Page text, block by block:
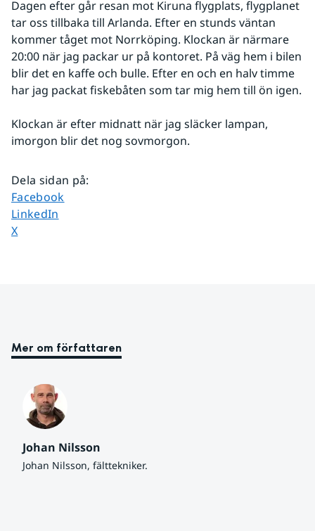
Dagen efter går resan mot Kiruna flygplats, flygplanet
tar oss tillbaka till Arlanda. Efter en stunds väntan
kommer tåget mot Norrköping. Klockan är närmare
20:00 när jag packar ur på kontoret. På väg hem i bilen
blir det en kaffe och bulle. Efter en och en halv timme
har jag packat fiskebåten som tar mig hem till ön igen.
Klockan är efter midnatt när jag släcker lampan,
imorgon blir det nog sovmorgon.
Dela sidan på:
Dela sidan på
Facebook
Dela sidan på
LinkedIn
Dela sidan på
X
Mer om författaren
Johan Nilsson
Johan Nilsson, fälttekniker.